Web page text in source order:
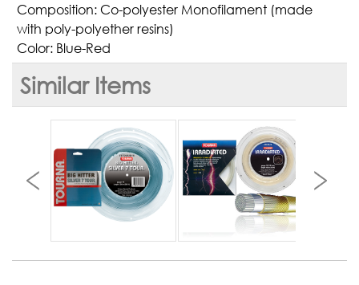
Composition: Co-polyester Monofilament (made
with poly-polyether resins)
Color: Blue-Red
Similar Items